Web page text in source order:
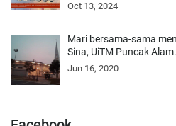
Oct 13, 2024
Mari bersama-sama
Sina, UiTM Puncak
Jun 16, 2020